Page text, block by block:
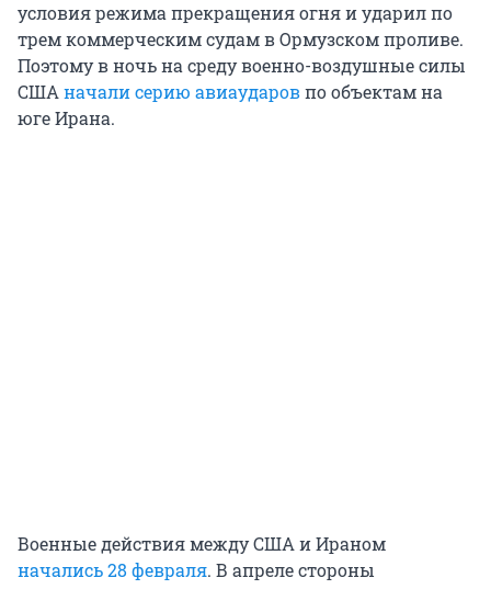
условия режима прекращения огня и ударил по
трем коммерческим судам в Ормузском проливе.
Поэтому в ночь на среду военно-воздушные силы
СШАначали серию авиаударовпо объектам на
юге Ирана.
Военные действия между США и Ираном
начались 28 февраля. В апреле стороны